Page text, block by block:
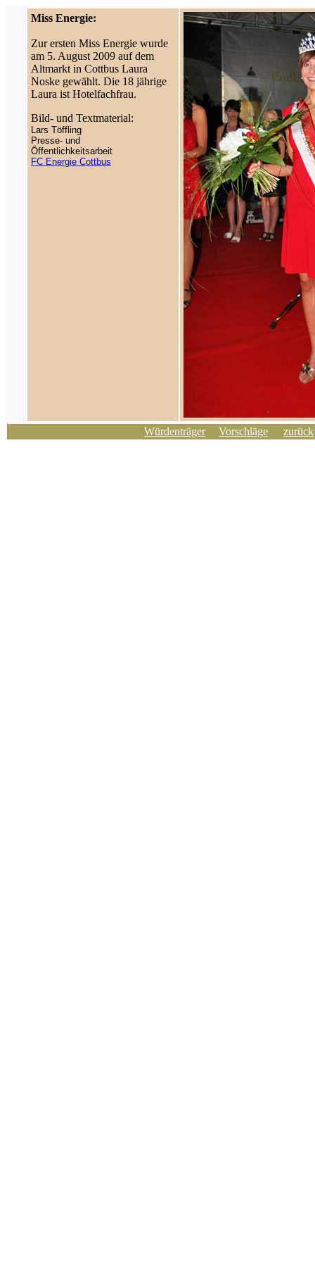
Miss Energie:
Zur ersten Miss Energie wurde
am 5. August 2009 auf dem
Altmarkt in Cottbus Laura
Noske gewählt. Die 18 jährige
Laura ist Hotelfachfrau.
Bild- und Textmaterial:
Lars Töffling
Presse- und
Öffentlichkeitsarbeit
FC Energie Cottbus
Würdenträger Vorschläge zurück